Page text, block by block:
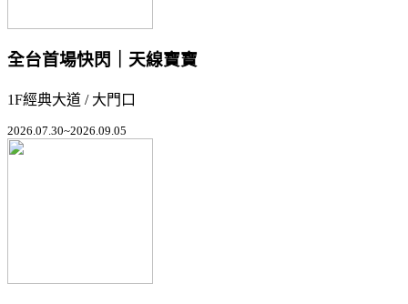
全台首場快閃｜天線寶寶
1F經典大道 / 大門口
2026.07.30~2026.09.05